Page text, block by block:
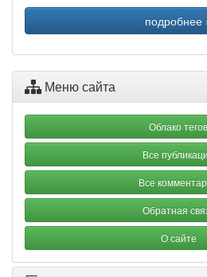
подробнее
Меню сайта
Облако тегов
Все
Все
Обратная
О сайте